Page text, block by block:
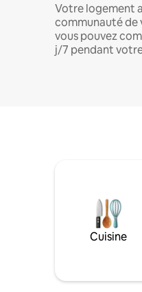
Votre logement
communauté de
vous pouvez
j/7 pendant
Cuisine